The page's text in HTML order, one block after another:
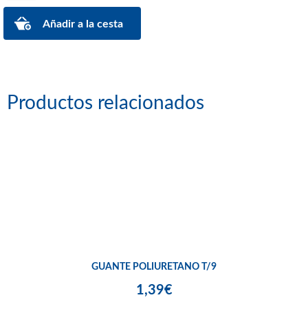
Productos relacionados
GUANTE POLIURETANO T/9
1,39€